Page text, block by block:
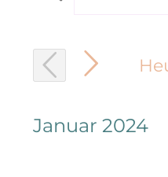
Such-
Geben
Das
Suche
Januar 2024